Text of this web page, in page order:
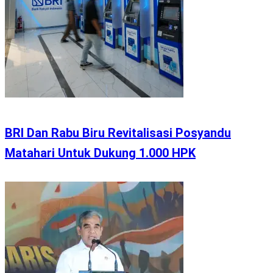
BRI Dan Rabu Biru Revitalisasi Posyandu
Matahari Untuk Dukung 1.000 HPK